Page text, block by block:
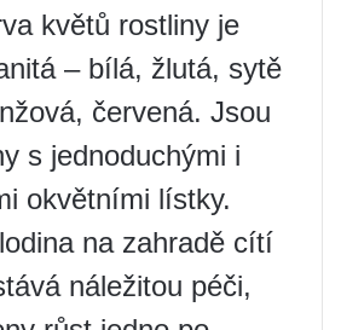
květů rostliny je
– bílá, žlutá, sytě
červená. Jsou
s jednoduchými i
okvětními lístky.
na zahradě cítí
náležitou péči,